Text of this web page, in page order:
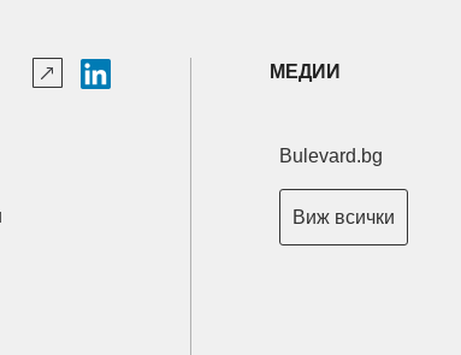
МЕДИИ
Bulevard.bg
Виж всички